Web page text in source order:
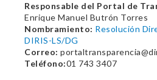
Responsable del Portal de
Enrique Manuel Butrón Torres
Nombramiento: Resolución
DIRIS-LS/DG
Correo:
Teléfono:01 743 3407